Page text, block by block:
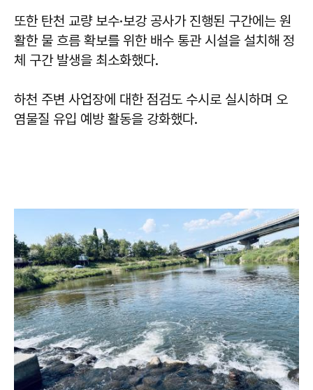
또한 탄천 교량 보수·보강 공사가 진행된 구간에는 원
활한 물 흐름 확보를 위한 배수 통관 시설을 설치해 정
체 구간 발생을 최소화했다.
하천 주변 사업장에 대한 점검도 수시로 실시하며 오
염물질 유입 예방 활동을 강화했다.